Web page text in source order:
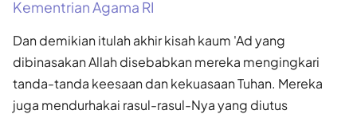
Kementrian Agama RI
Dan demikian itulah akhir kisah kaum 'Ad yang
dibinasakan Allah disebabkan mereka mengingkari
tanda-tanda keesaan dan kekuasaan Tuhan. Mereka
juga mendurhakai rasul-rasul-Nya yang diutus